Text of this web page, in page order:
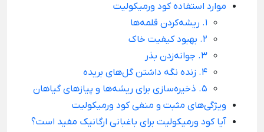
موارد استفاده کود ورمیکولیت
1. ریشه‌کردن قلمه‌ها
2. بهبود کیفیت خاک
3. جوانه‌زدن بذر
4. زنده نگه داشتن گل‌های بریده
5. ذخیره‌سازی برای ریشه‌ها و پیازهای گیاهان
ویژگی‌های مثبت و منفی کود ورمیکولیت
آیا کود ورمیکولیت برای باغبانی ارگانیک مفید است؟